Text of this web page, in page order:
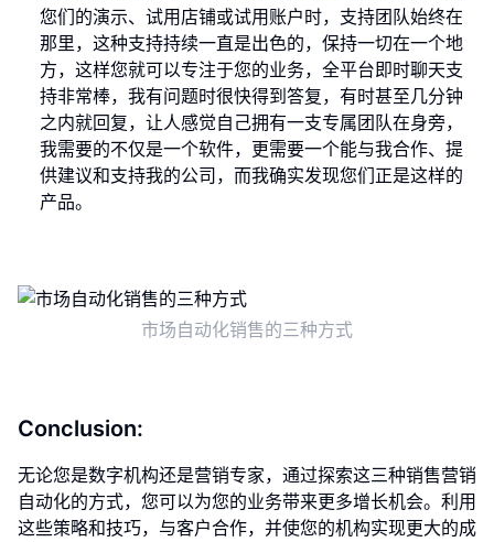
您们的演示、试用店铺或试用账户时，支持团队始终在
那里，这种支持持续一直是出色的，保持一切在一个地
方，这样您就可以专注于您的业务，全平台即时聊天支
持非常棒，我有问题时很快得到答复，有时甚至几分钟
之内就回复，让人感觉自己拥有一支专属团队在身旁，
我需要的不仅是一个软件，更需要一个能与我合作、提
供建议和支持我的公司，而我确实发现您们正是这样的
产品。
市场自动化销售的三种方式
Conclusion:
无论您是数字机构还是营销专家，通过探索这三种销售营销
自动化的方式，您可以为您的业务带来更多增长机会。利用
这些策略和技巧，与客户合作，并使您的机构实现更大的成